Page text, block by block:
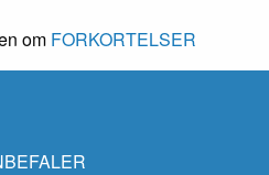
om FORKORTELSER